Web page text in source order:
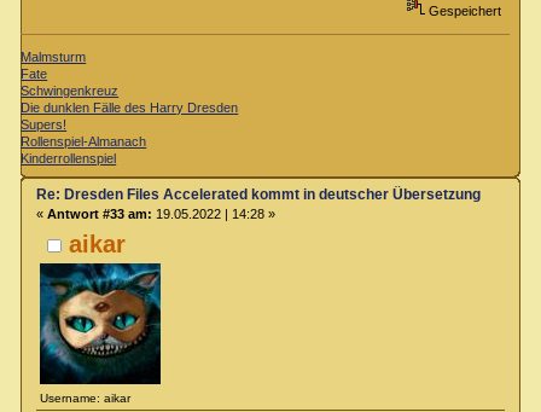
Gespeichert
Malmsturm
Fate
Schwingenkreuz
Die dunklen Fälle des Harry Dresden
Supers!
Rollenspiel-Almanach
Kinderrollenspiel
aikar
Username: aikar
Re: Dresden Files Accelerated kommt in deutscher Übersetzung
« Antwort #33 am: 19.05.2022 | 14:28 »